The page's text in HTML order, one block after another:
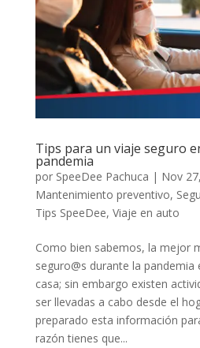
Tips para un viaje seguro
pandemia
por SpeeDee Pachuca | Nov
Mantenimiento preventivo,
Tips SpeeDee, Viaje en auto
Como bien sabemos, la mejor
seguro@s durante la pandemia
casa; sin embargo existen
ser llevadas a cabo desde el
preparado esta información
razón tienes que...